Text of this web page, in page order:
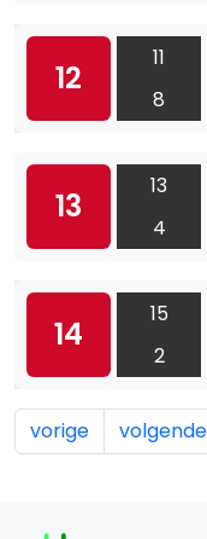
12
11
8
13
13
4
14
15
2
vorige volgende